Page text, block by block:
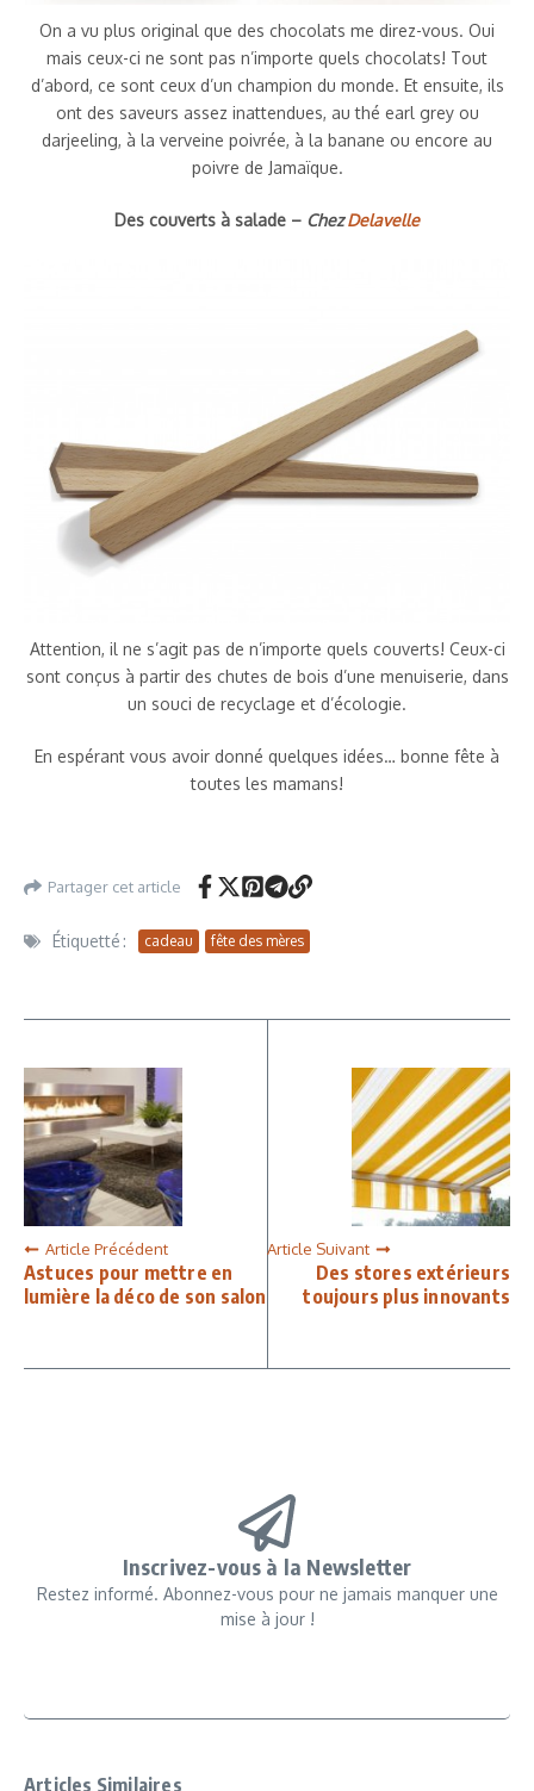
On a vu plus original que des chocolats me direz-vous. Oui
mais ceux-ci ne sont pas n’importe quels chocolats! Tout
d’abord, ce sont ceux d’un champion du monde. Et ensuite, ils
ont des saveurs assez inattendues, au thé earl grey ou
darjeeling, à la verveine poivrée, à la banane ou encore au
poivre de Jamaïque.
Des couverts à salade – ChezDelavelle
Attention, il ne s’agit pas de n’importe quels couverts! Ceux-ci
sont conçus à partir des chutes de bois d’une menuiserie, dans
un souci de recyclage et d’écologie.
En espérant vous avoir donné quelques idées… bonne fête à
toutes les mamans!
Partager cet article
Étiquetté : cadeau fête des mères
Article Précédent
Astuces pour mettre en
lumière la déco de son salon
Article Suivant
Des stores extérieurs
toujours plus innovants
Inscrivez-vous à la Newsletter
Restez informé. Abonnez-vous pour ne jamais manquer une
mise à jour !
Articles Similaires